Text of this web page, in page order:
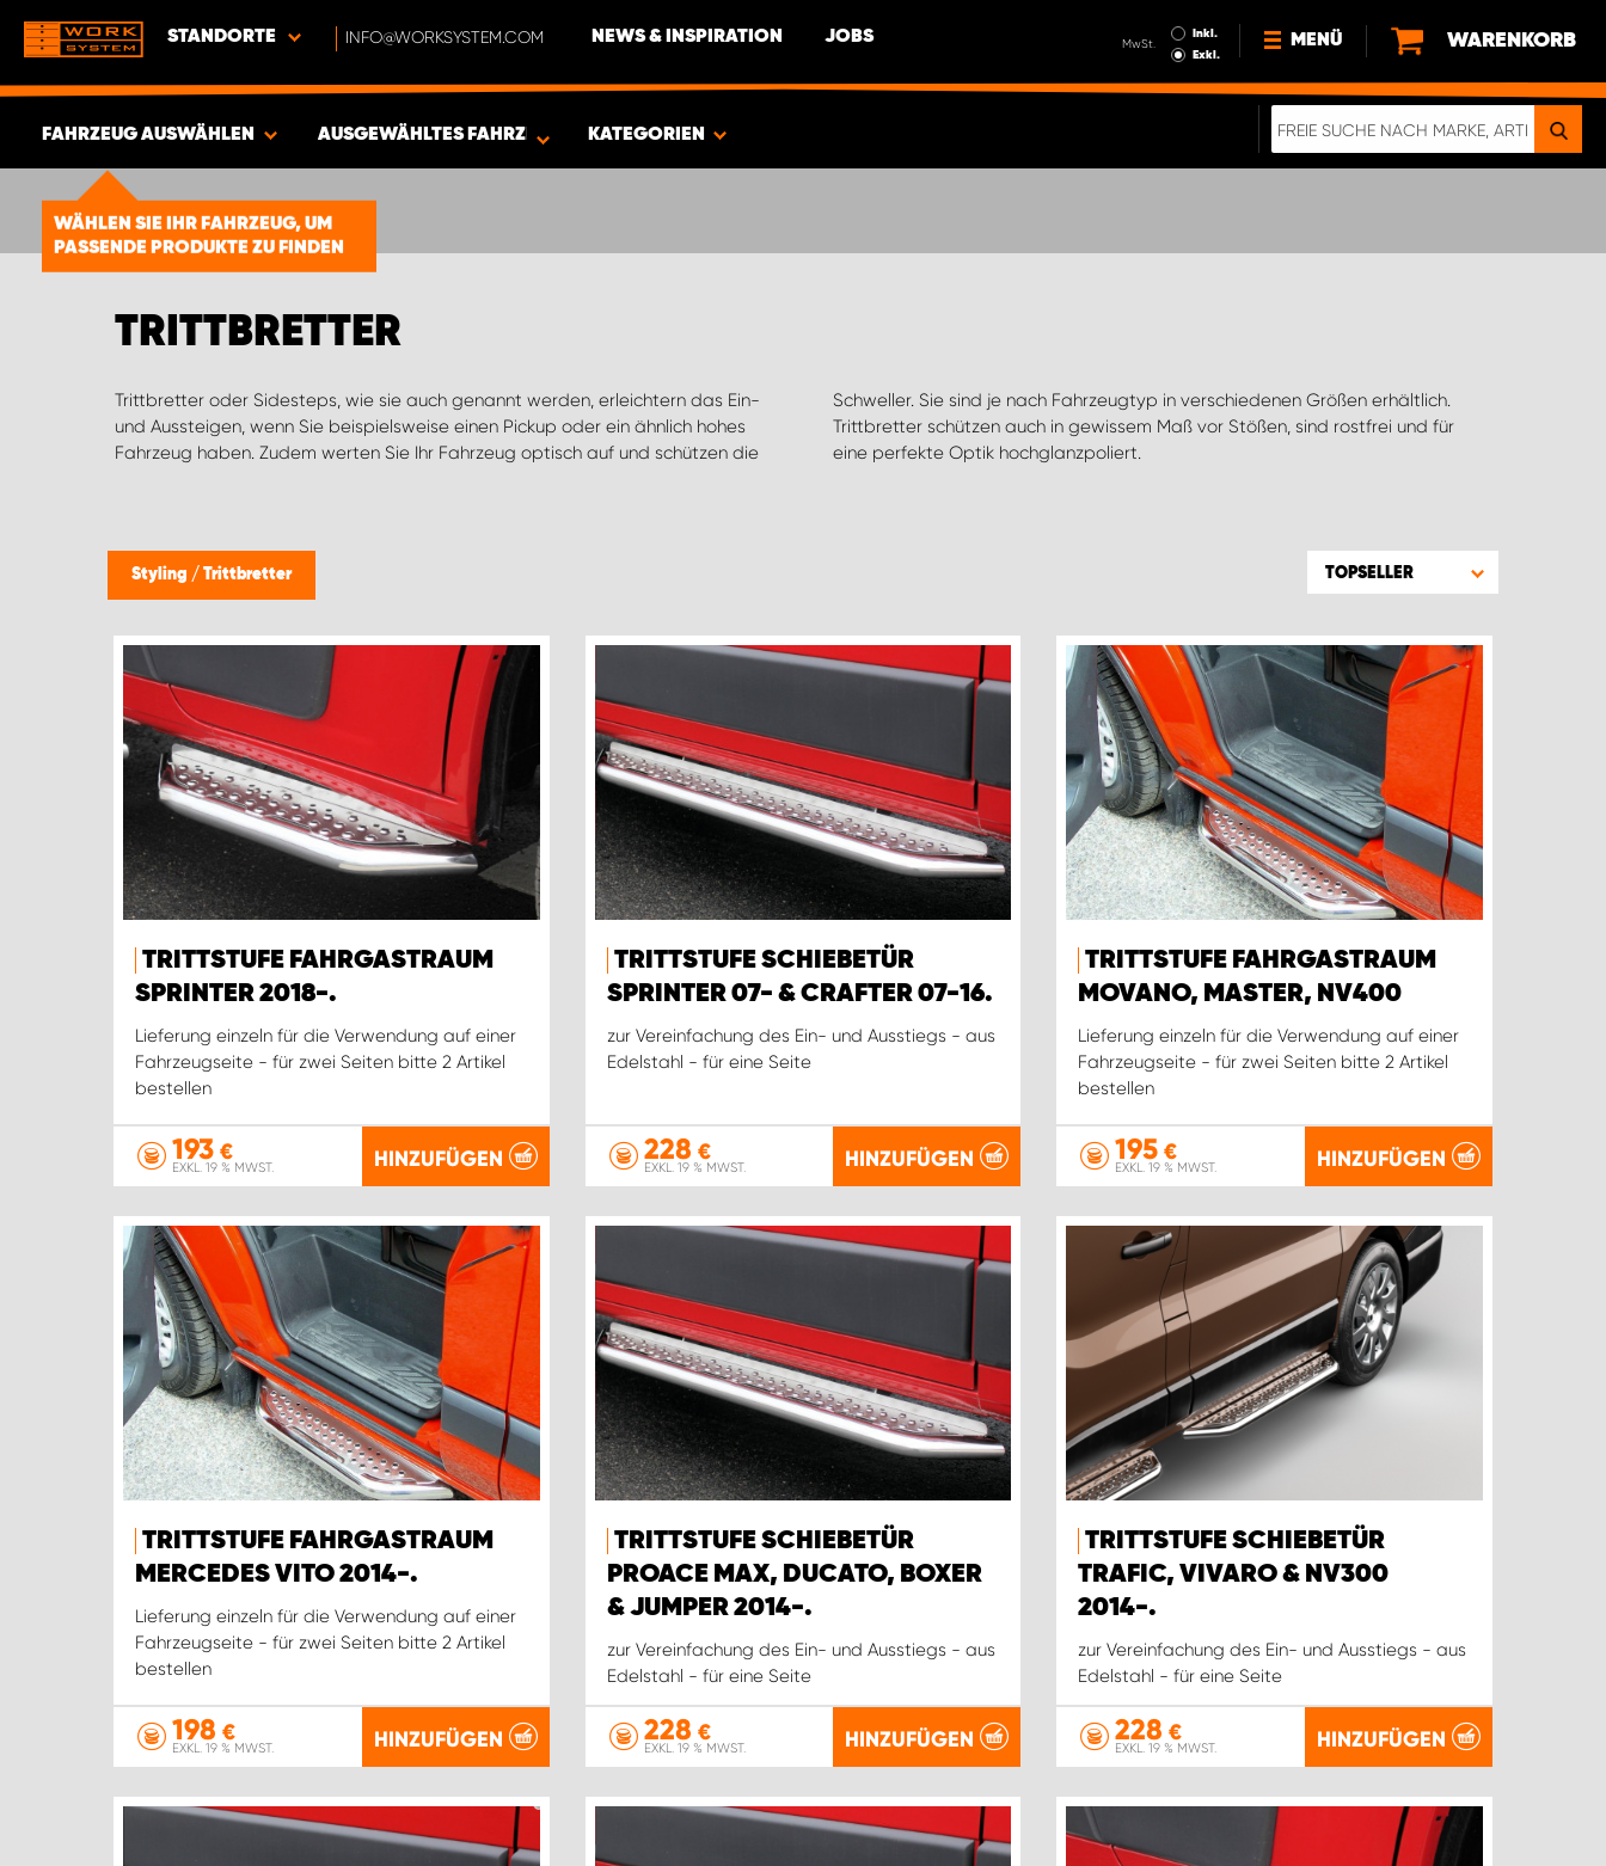
STANDORTE INFO@WORKSYSTEM.COM NEWS & INSPIRATION JOBS MwSt.
Inkl.
Exkl.
MENÜ
NEWS
EIN RICHTIGER CRASH-TEST
WARENKORB
FAHRZEUG AUSWÄHLEN
WÄHLEN SIE IHR FAHRZEUG, UM
PASSENDE PRODUKTE ZU FINDEN
ERGEBNISSE ANZEIGEN -1850
ARTIKEL
AUSGEWÄHLTES FAHRZEUG KATEGORIEN
TRITTBRETTER
Trittbretter oder Sidesteps, wie sie auch genannt werden, erleichtern das Ein-
und Aussteigen, wenn Sie beispielsweise einen Pickup oder ein ähnlich hohes
Fahrzeug haben. Zudem werten Sie Ihr Fahrzeug optisch auf und schützen die
Schweller. Sie sind je nach Fahrzeugtyp in verschiedenen Größen erhältlich.
Trittbretter schützen auch in gewissem Maß vor Stößen, sind rostfrei und für
eine perfekte Optik hochglanzpoliert.
Styling / Trittbretter TOPSELLER
TRITTSTUFE FAHRGASTRAUM
SPRINTER 2018-.
Lieferung einzeln für die Verwendung auf einer
Fahrzeugseite - für zwei Seiten bitte 2 Artikel
bestellen
193 €
EXKL. 19 % MWST. HINZUFÜGEN
TRITTSTUFE SCHIEBETÜR
SPRINTER 07- & CRAFTER 07-16.
zur Vereinfachung des Ein- und Ausstiegs - aus
Edelstahl - für eine Seite
228 €
EXKL. 19 % MWST. HINZUFÜGEN
TRITTSTUFE FAHRGASTRAUM
MOVANO, MASTER, NV400
Lieferung einzeln für die Verwendung auf einer
Fahrzeugseite - für zwei Seiten bitte 2 Artikel
bestellen
195 €
EXKL. 19 % MWST. HINZUFÜGEN
TRITTSTUFE FAHRGASTRAUM
MERCEDES VITO 2014-.
Lieferung einzeln für die Verwendung auf einer
Fahrzeugseite - für zwei Seiten bitte 2 Artikel
bestellen
198 €
EXKL. 19 % MWST. HINZUFÜGEN
TRITTSTUFE SCHIEBETÜR
PROACE MAX, DUCATO, BOXER
& JUMPER 2014-.
zur Vereinfachung des Ein- und Ausstiegs - aus
Edelstahl - für eine Seite
228 €
EXKL. 19 % MWST. HINZUFÜGEN
TRITTSTUFE SCHIEBETÜR
TRAFIC, VIVARO & NV300
2014-.
zur Vereinfachung des Ein- und Ausstiegs - aus
Edelstahl - für eine Seite
228 €
EXKL. 19 % MWST. HINZUFÜGEN